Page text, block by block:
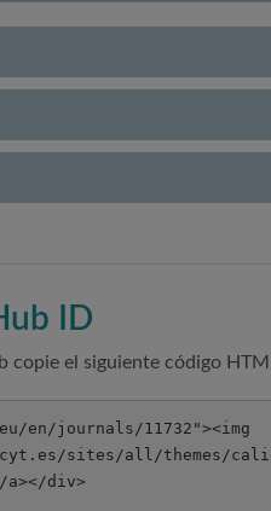
ID
copie el siguiente código